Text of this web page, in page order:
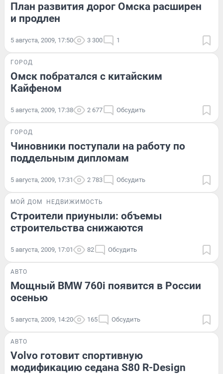
План развития дорог Омска расширен
и продлен
5 августа, 2009, 17:50 3 300 1
ГОРОД
Омск побратался с китайским
Кайфеном
5 августа, 2009, 17:38 2 677 Обсудить
ГОРОД
Чиновники поступали на работу по
поддельным дипломам
5 августа, 2009, 17:31 2 783 Обсудить
МОЙ ДОМ НЕДВИЖИМОСТЬ
Строители приуныли: объемы
строительства снижаются
5 августа, 2009, 17:01 82 Обсудить
АВТО
Мощный BMW 760i появится в России
осенью
5 августа, 2009, 14:20 165 Обсудить
АВТО
Volvo готовит спортивную
модификацию седана S80 R-Design